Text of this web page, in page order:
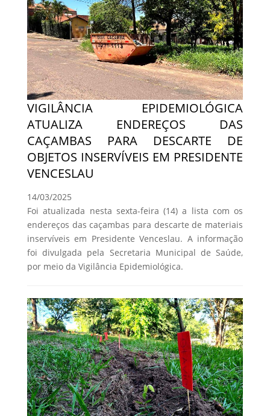
VIGILÂNCIA EPIDEMIOLÓGICA
ATUALIZA ENDEREÇOS DAS
CAÇAMBAS PARA DESCARTE DE
OBJETOS INSERVÍVEIS EM PRESIDENTE
VENCESLAU
14/03/2025
Foi atualizada nesta sexta-feira (14) a lista com os
endereços das caçambas para descarte de materiais
inservíveis em Presidente Venceslau. A informação
foi divulgada pela Secretaria Municipal de Saúde,
por meio da Vigilância Epidemiológica.